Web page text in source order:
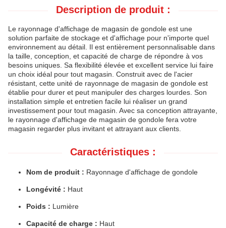
Description de produit :
Le rayonnage d'affichage de magasin de gondole est une
solution parfaite de stockage et d'affichage pour n'importe quel
environnement au détail. Il est entièrement personnalisable dans
la taille, conception, et capacité de charge de répondre à vos
besoins uniques. Sa flexibilité élevée et excellent service lui faire
un choix idéal pour tout magasin. Construit avec de l'acier
résistant, cette unité de rayonnage de magasin de gondole est
établie pour durer et peut manipuler des charges lourdes. Son
installation simple et entretien facile lui réaliser un grand
investissement pour tout magasin. Avec sa conception attrayante,
le rayonnage d'affichage de magasin de gondole fera votre
magasin regarder plus invitant et attrayant aux clients.
Caractéristiques :
Nom de produit : Rayonnage d'affichage de gondole
Longévité : Haut
Poids : Lumière
Capacité de charge : Haut